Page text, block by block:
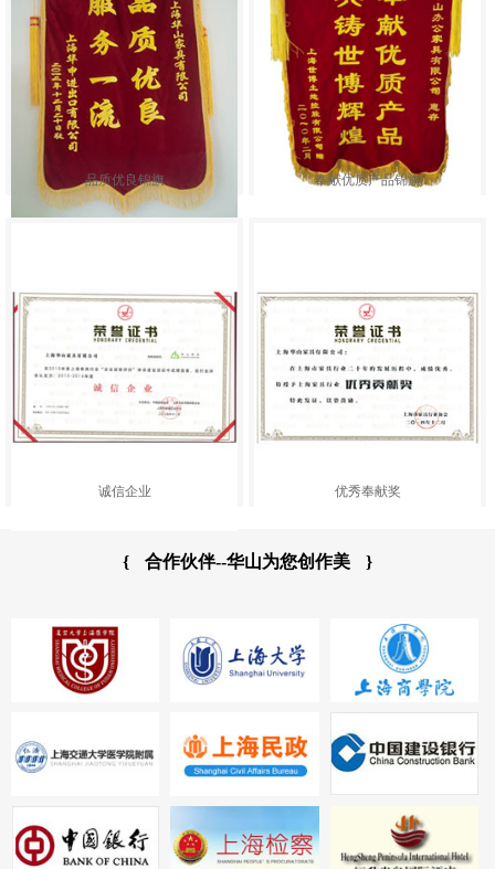
品质优良锦旗 奉献优质产品锦旗
诚信企业 优秀奉献奖
{ 合作伙伴--华山为您创作美 }